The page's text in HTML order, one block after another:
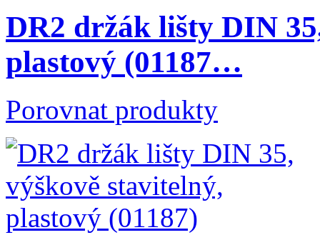
DR2 držák lišty DIN
plastový (01187…
Porovnat produkty